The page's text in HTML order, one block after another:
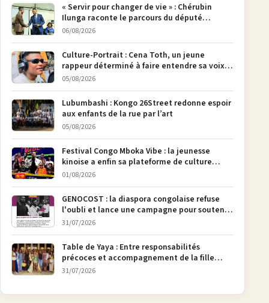
« Servir pour changer de vie » : Chérubin
Ilunga raconte le parcours du député
national Jethro Muyombi Tshimbu en 137
06/08/2026
Culture-Portrait : Cena Toth, un jeune
rappeur déterminé à faire entendre sa voix à
Bunia
05/08/2026
Lubumbashi : Kongo 26Street redonne espoir
aux enfants de la rue par l’art
05/08/2026
Festival Congo Mboka Vibe : la jeunesse
kinoise a enfin sa plateforme de culture
urbaine
01/08/2026
GENOCOST : la diaspora congolaise refuse
l'oubli et lance une campagne pour soutenir
la pétition FONAREV depuis Bruxelles
31/07/2026
Table de Yaya : Entre responsabilités
précoces et accompagnement de la fille
aînée, la diaspora en débat
31/07/2026